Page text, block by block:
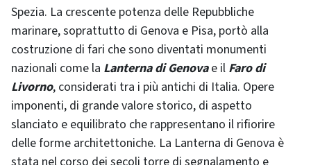
Spezia. La crescente potenza delle Repubbliche
marinare, soprattutto di Genova e Pisa, portò alla
costruzione di fari che sono diventati monumenti
nazionali come la Lanterna di Genovae il Faro di
Livorno, considerati tra i più antichi di Italia. Opere
imponenti, di grande valore storico, di aspetto
slanciato e equilibrato che rappresentano il rifiorire
delle forme architettoniche. La Lanterna di Genova è